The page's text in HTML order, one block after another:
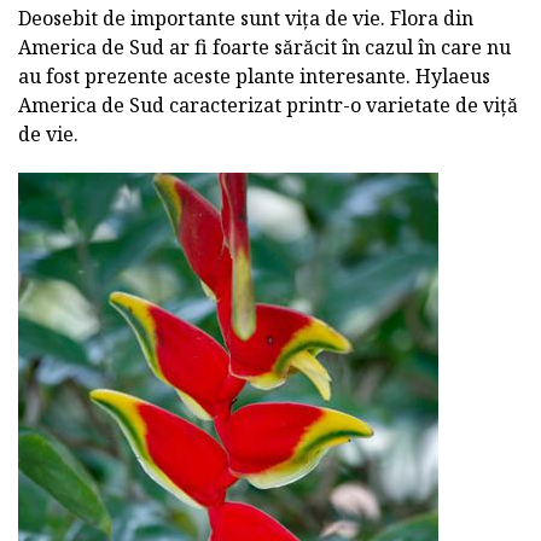
Deosebit de importante sunt vița de vie. Flora din
America de Sud ar fi foarte sărăcit în cazul în care nu
au fost prezente aceste plante interesante. Hylaeus
America de Sud caracterizat printr-o varietate de viță
de vie.